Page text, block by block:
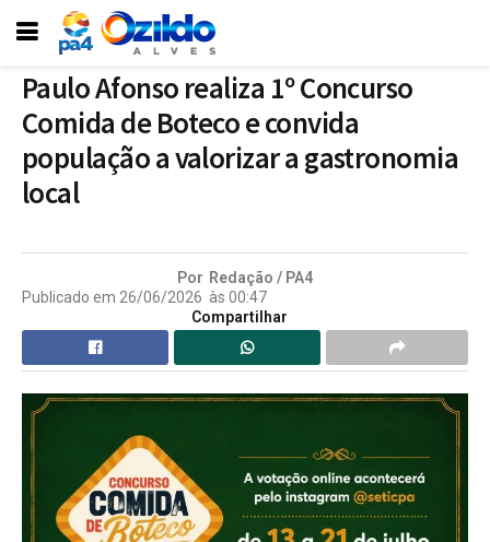
Paulo Afonso realiza 1º Concurso
Comida de Boteco e convida
população a valorizar a gastronomia
local
Por Redação / PA4
Publicado em 26/06/2026 às 00:47
Compartilhar